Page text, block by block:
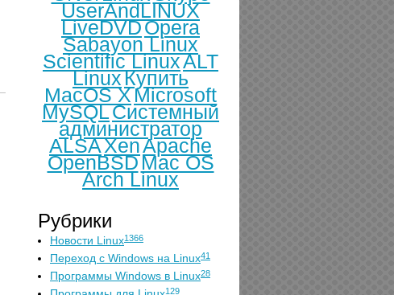
UserAndLINUX
LiveDVDOpera
Sabayon Linux
Scientific LinuxALT
LinuxКупить
MacOS XMicrosoft
MySQLСистемный
администратор
ALSAXenApache
OpenBSD Mac OS
Arch Linux
Рубрики
Новости Linux1366
Переход с Windows на Linux41
Программы Windows в Linux28
129